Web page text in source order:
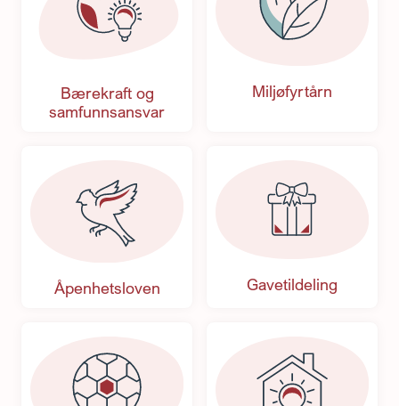
Bærekraft og
samfunnsansvar
Miljøfyrtårn
Åpenhetsloven Gavetildeling